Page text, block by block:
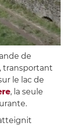
de
transportant
le lac de
, la seule